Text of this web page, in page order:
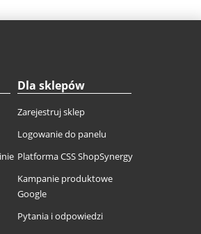
Dla sklepów
Zarejestruj sklep
Logowanie do panelu
Platforma CSS ShopSynergy
Kampanie produktowe
Google
Pytania i odpowiedzi